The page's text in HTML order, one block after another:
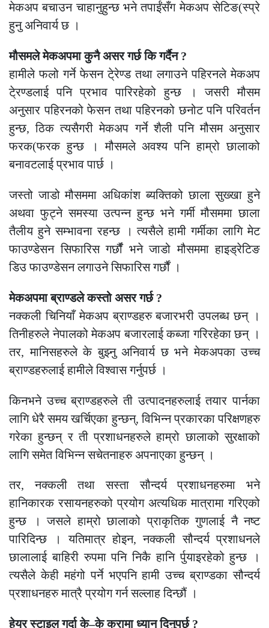
मेकअप बचाउन चाहानुहुन्छ भने तपाईंसँग मेकअप सेटिङ(स्प्रे
हुनु अनिवार्य छ ।
मौसमले मेकअपमा कुनै असर गर्छ कि गर्दैन ?
हामीले फलो गर्ने फेसन टे्रेण्ड तथा लगाउने पहिरनले मेकअप
टे्रण्डलाई पनि प्रभाव पारिरहेको हुन्छ । जसरी मौसम
अनुसार पहिरनको फेसन तथा पहिरनको छनोट पनि परिवर्तन
हुन्छ, ठिक त्यसैगरी मेकअप गर्ने शैली पनि मौसम अनुसार
फरक(फरक हुन्छ । मौसमले अवश्य पनि हाम्रो छालाको
बनावटलाई प्रभाव पार्छ ।
जस्तो जाडो मौसममा अधिकांश ब्यक्तिको छाला सुख्खा हुने
अथवा फुट्ने समस्या उत्पन्न हुन्छ भने गर्मी मौसममा छाला
तैलीय हुने सम्भावना रहन्छ । त्यसैले हामी गर्मीका लागि मेट
फाउण्डेसन सिफारिस गर्छौंं भने जाडो मौसममा हाइड्रेटिङ
डिउ फाउण्डेसन लगाउने सिफारिस गर्छौं ।
मेकअपमा ब्राण्डले कस्तो असर गर्छ ?
नक्कली चिनियाँ मेकअप ब्राण्डहरु बजारभरी उपलब्ध छन् ।
तिनीहरुले नेपालको मेकअप बजारलाई कब्जा गरिरहेका छन् ।
तर, मानिसहरुले के बुझ्नु अनिवार्य छ भने मेकअपका उच्च
ब्राण्डहरुलाई हामीले विश्वास गर्नुपर्छ ।
किनभने उच्च ब्राण्डहरुले ती उत्पादनहरुलाई तयार पार्नका
लागि धेरै समय खर्चिएका हुन्छन्, विभिन्न प्रकारका परिक्षणहरु
गरेका हुन्छन् र ती प्रशाधनहरुले हाम्रो छालाको सुरक्षाको
लागि समेत विभिन्न सचेतनाहरु अपनाएका हुन्छन् ।
तर, नक्कली तथा सस्ता सौन्दर्य प्रशाधनहरुमा भने
हानिकारक रसायनहरुको प्रयोग अत्यधिक मात्रामा गरिएको
हुन्छ । जसले हाम्रो छालाको प्राकृतिक गुणलाई नै नष्ट
पारिदिन्छ । यतिमात्र होइन, नक्कली सौन्दर्य प्रशाधनले
छालालाई बाहिरी रुपमा पनि निकै हानि र्पुयाइरहेको हुन्छ ।
त्यसैले केही महंगो पर्ने भएपनि हामी उच्च ब्राण्डका सौन्दर्य
प्रशाधनहरु मात्रै प्रयोग गर्न सल्लाह दिन्छौं ।
हेयर स्टाइल गर्दा के–के कुरामा ध्यान दिनुपर्छ ?